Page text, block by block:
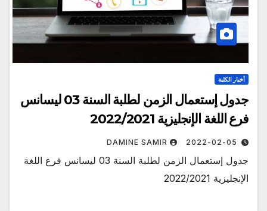
أخبار الكلية
جدول إستعمال الزمن لطلبة السنة 03 ليسانس
فرع اللغة الإنجليزية 2022/2021
2022-02-05
DAMINE SAMIR
جدول إستعمال الزمن لطلبة السنة 03 ليسانس فرع اللغة
الإنجليزية 2022/2021